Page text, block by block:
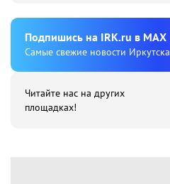
Подпишиcь на IRK.ru в MAX
Cамые свежие новости Иркутска
Читайте нас на других
площадках!